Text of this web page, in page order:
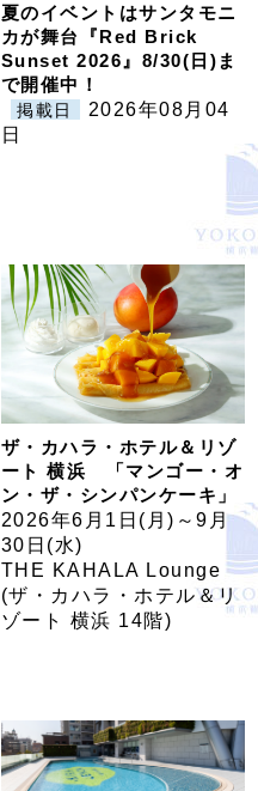
夏のイベントはサンタモニ
カが舞台『Red Brick
Sunset 2026』8/30(日)ま
で開催中！
掲載日
2026年08月04
日
ザ・カハラ・ホテル＆リゾ
ート 横浜 「マンゴー・オ
ン・ザ・シンパンケーキ」
2026年6月1日(月)～9月
30日(水)
THE KAHALA Lounge
(ザ・カハラ・ホテル＆リ
ゾート 横浜 14階)